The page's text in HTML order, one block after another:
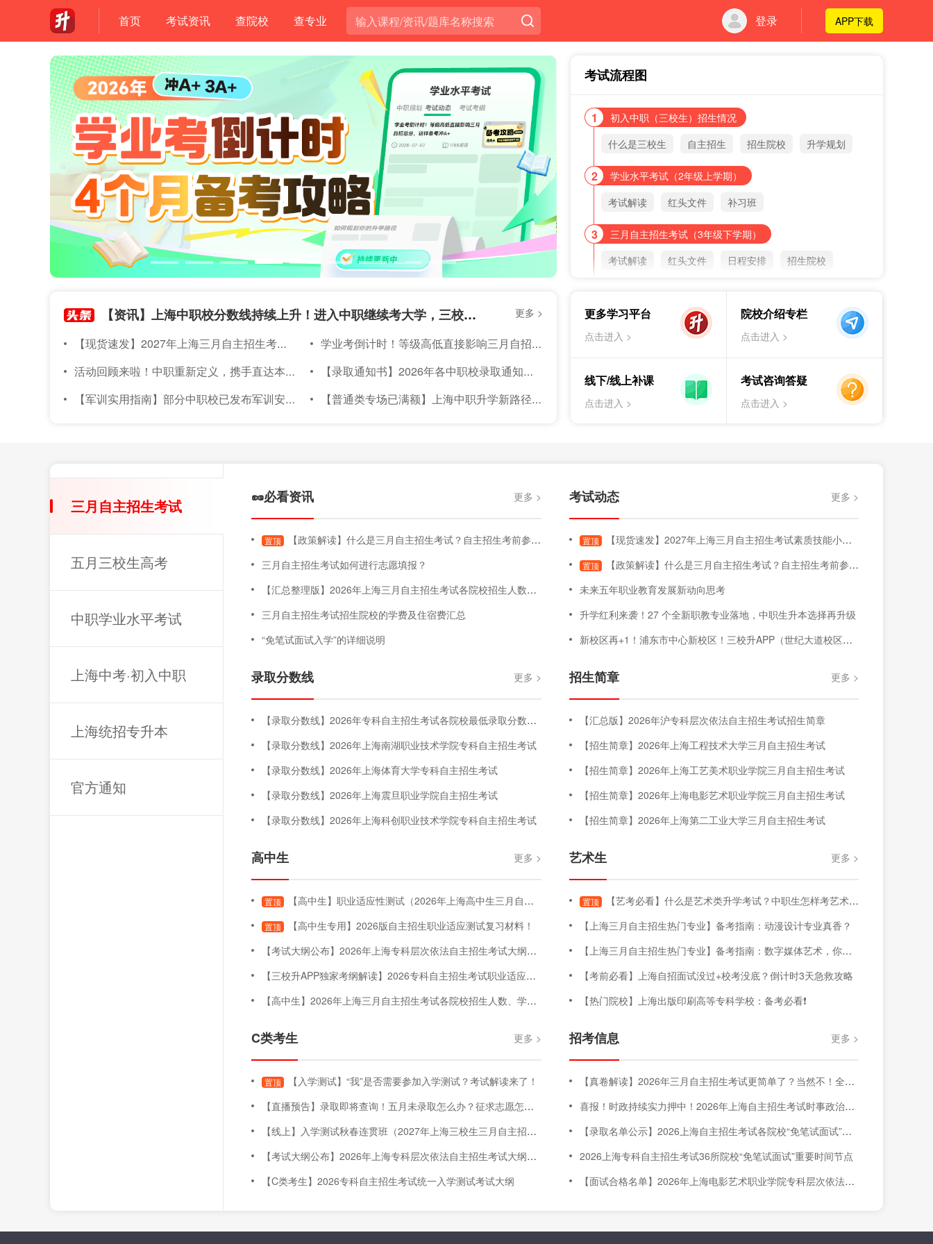
首页 考试资讯 查院校 查专业 登录 APP下载
考试流程图
1
初入中职（三校生）招生情况
什么是三校生
自主招生 招生院校 升学规划
2
学业水平考试（2年级上学期）
考试解读
红头文件 补习班
3
三月自主招生考试（3年级下学期）
考试解读
红头文件 日程安排 招生院校
考试解读
红头文件 日程安排 招生院校
考试解读
日程安排 招生院校 补习班
【资讯】上海中职校分数线持续上升！进入中职继续考大学，三校升APP｜10个三校生，8个都在用！ 更多 >
【现货速发】2027年上海三月自主招生考试素质技能小六门备考材料已上架~
学业考倒计时！等级高低直接影响三月自招总分，这样备考冲A+
活动回顾来啦！中职重新定义，携手直达本科｜2026年度针对上海准中职新生线下升学宣讲会圆满落幕
【录取通知书】2026年各中职校录取通知书发放通知汇总（持续更新中）
【军训实用指南】部分中职校已发布军训安排！军训倒计时～上海中职新生军训实用指南，必备物品、注意事项都在这！
【普通类专场已满额】上海中职升学新路径：8月1日-2日，上海家长与孩子不可错过的【中职—本科】升学线下咨询会
更多学习平台
点击进入 >
院校介绍专栏
点击进入 >
线下/线上补课
点击进入 >
考试咨询答疑
点击进入 >
三月自主招生考试
五月三校生高考
中职学业水平考试
上海中考·初入中职
上海统招专升本
官方通知
🥜必看资讯 更多 >
置顶
【政策解读】什么是三月自主招生考试？自主招生考前参考内容！
三月自主招生考试如何进行志愿填报？
【汇总整理版】2026年上海三月自主招生考试各院校招生人数、专业变化、面试要求、学费明细、院校信息等汇总
三月自主招生考试招生院校的学费及住宿费汇总
“免笔试面试入学”的详细说明
考试动态 更多 >
置顶 【现货速发】2027年上海三月自主招生考试素质技能小六门备考材料已上架~
置顶
【政策解读】什么是三月自主招生考试？自主招生考前参考内容！
未来五年职业教育发展新动向思考
升学红利来袭！27 个全新职教专业落地，中职生升本选择再升级
新校区再+1！浦东市中心新校区！三校升APP（世纪大道校区）针对三校生全年级阶段课程暑期正式开课！
录取分数线 更多 >
【录取分数线】2026年专科自主招生考试各院校最低录取分数线汇总版（持续更新中）
【录取分数线】2026年上海南湖职业技术学院专科自主招生考试
【录取分数线】2026年上海体育大学专科自主招生考试
【录取分数线】2026年上海震旦职业学院自主招生考试
【录取分数线】2026年上海科创职业技术学院专科自主招生考试
招生简章 更多 >
【汇总版】2026年沪专科层次依法自主招生考试招生简章
【招生简章】2026年上海工程技术大学三月自主招生考试
【招生简章】2026年上海工艺美术职业学院三月自主招生考试
【招生简章】2026年上海电影艺术职业学院三月自主招生考试
【招生简章】2026年上海第二工业大学三月自主招生考试
高中生 更多 >
置顶 【高中生】职业适应性测试（2026年上海高中生三月自主招生考试-职业适应性测试）
置顶
【高中生专用】2026版自主招生职业适应测试复习材料！
【考试大纲公布】2026年上海专科层次依法自主招生考试大纲（三校生+高中生+C类）
【三校升APP独家考纲解读】2026专科自主招生考试职业适应性测试考试大纲
【高中生】2026年上海三月自主招生考试各院校招生人数、学费明细、专业增减、院校信息等汇总
艺术生 更多 >
置顶
【艺考必看】什么是艺术类升学考试？中职生怎样考艺术类大学？一篇讲透❗️
【上海三月自主招生热门专业】备考指南：动漫设计专业真香？
【上海三月自主招生热门专业】备考指南：数字媒体艺术，你准备好了吗？
【考前必看】上海自招面试没过+校考没底？倒计时3天急救攻略
【热门院校】上海出版印刷高等专科学校：备考必看❗
C类考生 更多 >
置顶
【入学测试】“我”是否需要参加入学测试？考试解读来了！
【直播预告】录取即将查询！五月未录取怎么办？征求志愿怎么填？没到市控线，明年如何考大学？征求志愿&往届生政策讲解💪
【线上】入学测试秋春连贯班（2027年上海三校生三月自主招生考试-入学测试科目）
【考试大纲公布】2026年上海专科层次依法自主招生考试大纲（三校生+高中生+C类）
【C类考生】2026专科自主招生考试统一入学测试考试大纲
招考信息 更多 >
【真卷解读】2026年三月自主招生考试更简单了？当然不！全网首发三校生素质技能真卷解读来啦！
喜报！时政持续实力押中！2026年上海自主招生考试时事政治押题结果来啦！
【录取名单公示】2026上海自主招生考试各院校“免笔试面试”录取结果查询汇总
2026上海专科自主招生考试36所院校“免笔试面试”重要时间节点
【面试合格名单】2026年上海电影艺术职业学院专科层次依法自主招生 “免笔试面试”合格名单公示